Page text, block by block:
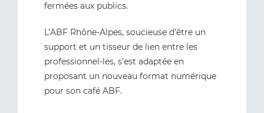
fermées aux publics.
L’ABF Rhône-Alpes, soucieuse d’être un
support et un tisseur de lien entre les
professionnel-les, s’est adaptée en
proposant un nouveau format numérique
pour son café ABF.